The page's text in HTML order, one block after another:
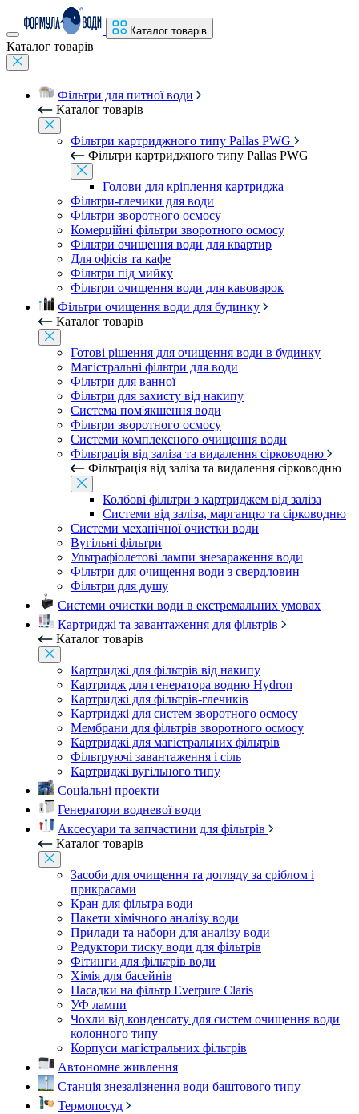
Каталог товарів
Каталог товарів
Фільтри для питної води
Каталог товарів
Фільтри картриджного типу Pallas PWG
Фільтри картриджного типу Pallas PWG
Голови для кріплення картриджа
Фільтри-глечики для води
Фільтри зворотного осмосу
Комерційні фільтри зворотного осмосу
Фільтри очищення води для квартир
Для офісів та кафе
Фільтри під мийку
Фільтри очищення води для кавоварок
Фільтри очищення води для будинку
Каталог товарів
Готові рішення для очищення води в будинку
Магістральні фільтри для води
Фільтри для ванної
Фільтри для захисту від накипу
Система пом'якшення води
Фільтри зворотного осмосу
Системи комплексного очищення води
Фільтрація від заліза та видалення сірководню
Фільтрація від заліза та видалення сірководню
Колбові фільтри з картриджем від заліза
Системи від заліза, марганцю та сірководню
Системи механічної очистки води
Вугільні фільтри
Ультрафіолетові лампи знезараження води
Фільтри для очищення води з свердловин
Фільтри для душу
Системи очистки води в екстремальних умовах
Картриджі та завантаження для фільтрів
Каталог товарів
Картриджі для фільтрів від накипу
Картридж для генератора водню Hydron
Картриджі для фільтрів-глечиків
Картриджі для систем зворотного осмосу
Мембрани для фільтрів зворотного осмосу
Картриджі для магістральних фільтрів
Фільтруючі завантаження і сіль
Картриджі вугільного типу
Соціальні проекти
Генератори водневої води
Аксесуари та запчастини для фільтрів
Каталог товарів
Засоби для очищення та догляду за сріблом і
прикрасами
Кран для фільтра води
Пакети хімічного аналізу води
Прилади та набори для аналізу води
Редуктори тиску води для фільтрів
Фітинги для фільтрів води
Хімія для басейнів
Насадки на фільтр Everpure Claris
УФ лампи
Чохли від конденсату для систем очищення води
колонного типу
Корпуси магістральних фільтрів
Автономне живлення
Станція знезалізнення води баштового типу
Термопосуд